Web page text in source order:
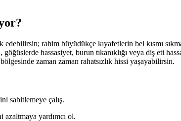
rahim büyüdükçe kıyafetlerin bel kısmı
hassasiyet, burun tıkanıklığı veya diş eti
zaman zaman rahatsızlık hissi yaşayabilirsin.
sabitlemeye çalış.
yardımcı ol.